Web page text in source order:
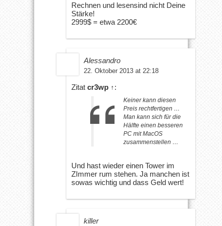
Rechnen und lesensind nicht Deine
Stärke!
2999$ = etwa 2200€
Alessandro
22. Oktober 2013 at 22:18
Zitat cr3wp ↑:
Keiner kann diesen
Preis rechtfertigen …
Man kann sich für die
Hälfte einen besseren
PC mit MacOS
zusammenstellen …
Und hast wieder einen Tower im
ZImmer rum stehen. Ja manchen ist
sowas wichtig und dass Geld wert!
killer